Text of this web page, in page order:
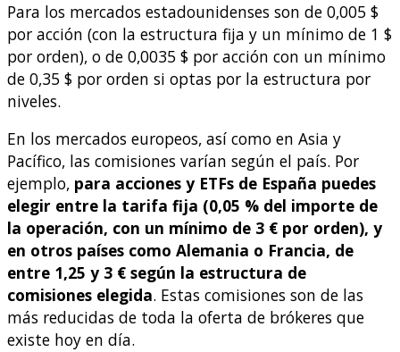
Para los mercados estadounidenses son de 0,005 $
por acción (con la estructura fija y un mínimo de 1 $
por orden), o de 0,0035 $ por acción con un mínimo
de 0,35 $ por orden si optas por la estructura por
niveles.
En los mercados europeos, así como en Asia y
Pacífico, las comisiones varían según el país. Por
ejemplo, para acciones y ETFs de España puedes
elegir entre la tarifa fija (0,05 % del importe de
la operación, con un mínimo de 3 € por orden), y
en otros países como Alemania o Francia, de
entre 1,25 y 3 € según la estructura de
comisiones elegida. Estas comisiones son de las
más reducidas de toda la oferta de brókeres que
existe hoy en día.